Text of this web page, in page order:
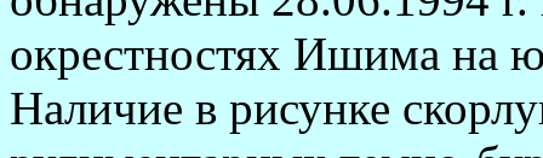
окрестностях Ишима на
Наличие в рисунке